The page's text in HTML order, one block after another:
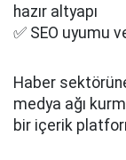
hazır altyapı
✅ SEO uyumu
Haber
medya ağı
bir içerik